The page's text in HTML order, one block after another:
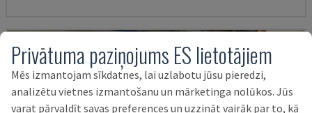
Privātuma paziņojums ES lietotājiem
Mēs izmantojam sīkdatnes, lai uzlabotu jūsu pieredzi,
analizētu vietnes izmantošanu un mārketinga nolūkos. Jūs
varat pārvaldīt savas preferences un uzzināt vairāk par to, kā